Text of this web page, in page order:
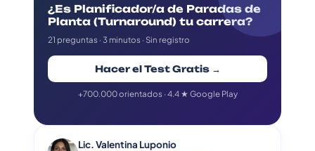
¿Es Planificador/a de Paradas de
Planta (Turnaround) tu carrera?
21 preguntas · 3 minutos · Sin registro
Hacer el Test Gratis →
+700.000 orientados · 4.4 ★ Google Play
Lic. Valentina Luponio